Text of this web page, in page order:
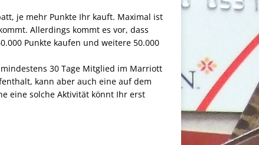
je mehr Punkte Ihr kauft. Maximal ist
Allerdings kommt es vor, dass
Punkte kaufen und weitere 50.000
30 Tage Mitglied im Marriott
kann aber auch eine auf dem
eine solche Aktivität könnt Ihr erst